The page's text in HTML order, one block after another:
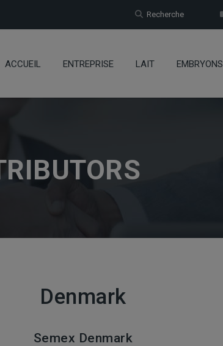
Recherche
ACCUEIL ENTREPRISE LAIT EMBRYONS
Denmark
Semex Denmark